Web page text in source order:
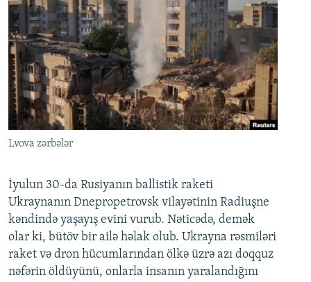
Lvova zərbələr
İyulun 30-da Rusiyanın ballistik raketi
Ukraynanın Dnepropetrovsk vilayətinin Radiuşne
kəndində yaşayış evini vurub. Nəticədə, demək
olar ki, bütöv bir ailə həlak olub. Ukrayna rəsmiləri
raket və dron hücumlarından ölkə üzrə azı doqquz
nəfərin öldüyünü, onlarla insanın yaralandığını